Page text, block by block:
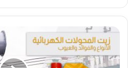
زيت
المحولات
الكهربائية:
الأنواع